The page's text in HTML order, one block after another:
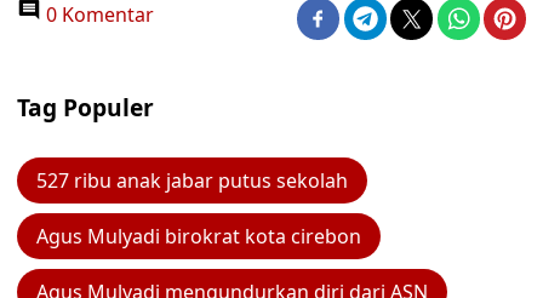
0 Komentar
Tag Populer
527 ribu anak jabar putus sekolah
Agus Mulyadi birokrat kota cirebon
Agus Mulyadi mengundurkan diri dari ASN